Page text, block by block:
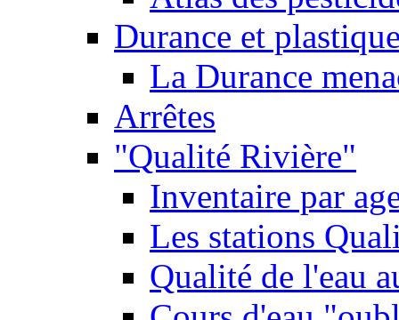
Durance et
La Durance
Arrêtes
"Qualité Rivière"
Inventaire par
Les stations
Qualité de l'eau